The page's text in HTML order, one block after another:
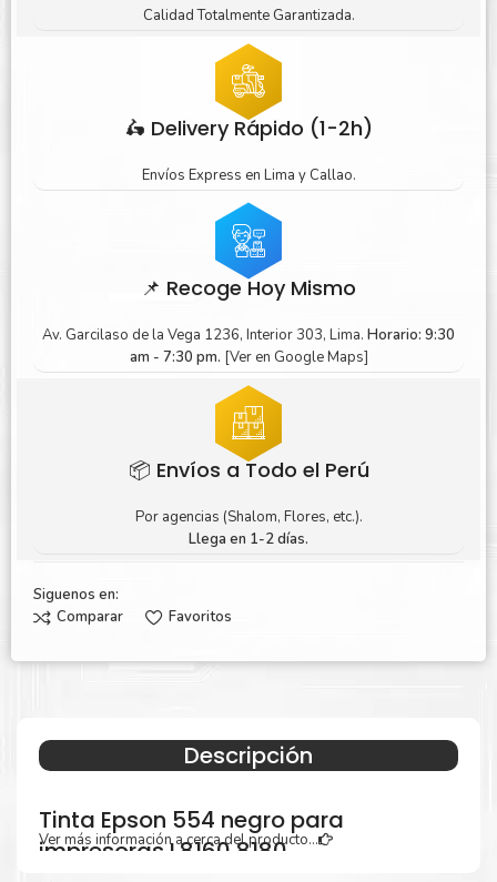
Calidad Totalmente Garantizada.
🛵 Delivery Rápido (1-2h)
Envíos Express en Lima y Callao.
📌 Recoge Hoy Mismo
Av. Garcilaso de la Vega 1236, Interior 303, Lima. Horario: 9:30
am - 7:30 pm. [Ver en Google Maps]
📦 Envíos a Todo el Perú
Por agencias (Shalom, Flores, etc.).
Llega en 1-2 días.
Siguenos en:
Comparar
Favoritos
Descripción
Tinta Epson 554 negro para
impresoras L8160 8180
Ver más información a cerca del producto...